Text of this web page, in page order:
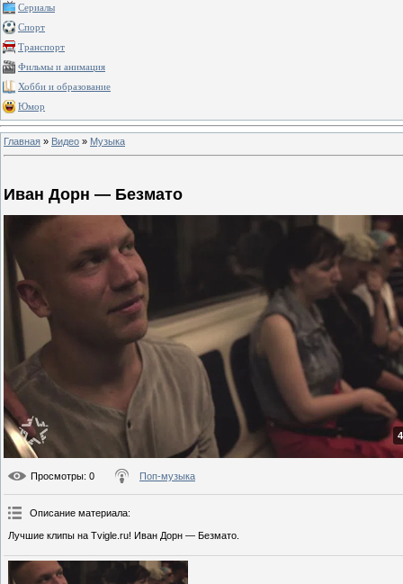
Сериалы
Спорт
Транспорт
Фильмы и анимация
Хобби и образование
Юмор
Главная » Видео » Музыка
Иван Дорн — Безмато
Просмотры: 0 Поп-музыка
Описание материала:
Лучшие клипы на Tvigle.ru! Иван Дорн — Безмато.